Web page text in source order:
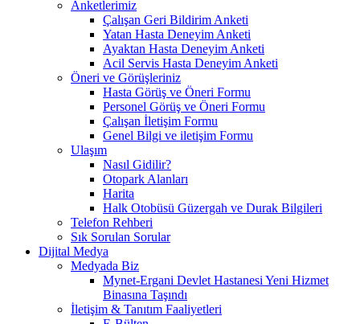
Anketlerimiz
Çalışan Geri Bildirim Anketi
Yatan Hasta Deneyim Anketi
Ayaktan Hasta Deneyim Anketi
Acil Servis Hasta Deneyim Anketi
Öneri ve Görüşleriniz
Hasta Görüş ve Öneri Formu
Personel Görüş ve Öneri Formu
Çalışan İletişim Formu
Genel Bilgi ve iletişim Formu
Ulaşım
Nasıl Gidilir?
Otopark Alanları
Harita
Halk Otobüsü Güzergah ve Durak Bilgileri
Telefon Rehberi
Sık Sorulan Sorular
Dijital Medya
Medyada Biz
Mynet-Ergani Devlet Hastanesi Yeni Hizmet
Binasına Taşındı
İletişim & Tanıtım Faaliyetleri